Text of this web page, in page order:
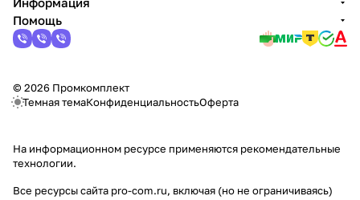
Помощь
© 2026 Промкомплект
Темная темаКонфиденциальностьОферта
На информационном ресурсе применяются рекомендательные
технологии.
Все ресурсы сайта pro-com.ru, включая (но не ограничиваясь)